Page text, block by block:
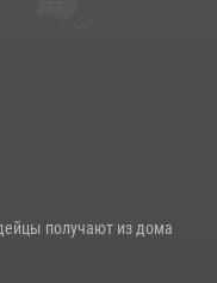
получают из дома